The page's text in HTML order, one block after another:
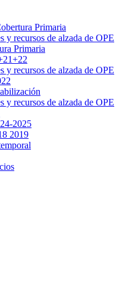
Primaria
y recursos de alzada de OPE
Primaria
y recursos de alzada de OPE
y recursos de alzada de OPE
2025
2019